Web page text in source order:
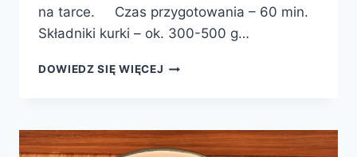
na tarce. Czas przygotowania – 60 min.
Składniki kurki – ok. 300-500 g…
DOWIEDZ SIĘ WIĘCEJ ZUPA